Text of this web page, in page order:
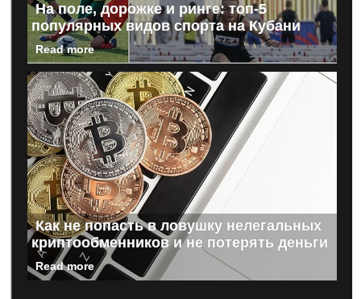
На поле, дорожке и ринге: топ-5
популярных видов спорта на Кубани
Read more
Как не попасть в ловушку нелегальных
криптообменников и не потерять деньги
Read more